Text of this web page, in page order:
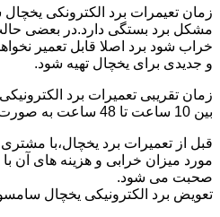
زمان تعیمرات برد الکترونکی
خراب شود برد اصلا قابل تعمیر
و جدیدی برای یخچال تهیه شود.
بین 10 ساعت تا 48 ساعت به صورت نهایی می باشد.
قبل از تعمیرات برد یخچال،با
مورد میزان خرابی و هزینه های آن
صحبت می شود.
تعویض برد الکترونیکی یخچال